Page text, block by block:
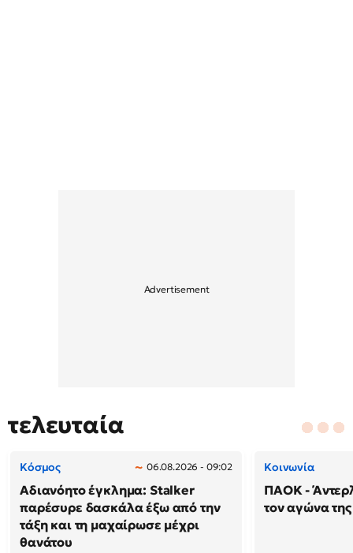
τελευταία
Κόσμος 06.08.2026 - 09:02
Αδιανόητο έγκλημα: Stalker
παρέσυρε δασκάλα έξω από την
τάξη και τη μαχαίρωσε μέχρι
θανάτου
Κοινωνία
ΠΑΟΚ -
τον αγώνα